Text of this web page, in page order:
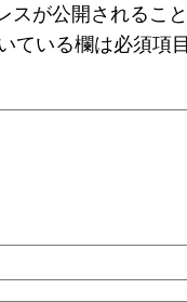
スが公開されるこ
ている欄は必須項